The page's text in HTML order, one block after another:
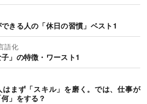
きる人の「休日の習慣」ベスト1
語化
子」の特徴・ワースト1
まず「スキル」を磨く。では、仕事が
」をする？